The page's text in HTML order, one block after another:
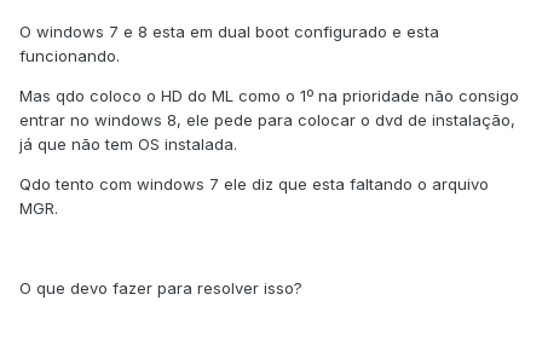
O windows 7 e 8 esta em dual boot configurado e esta
funcionando.
Mas qdo coloco o HD do ML como o 1º na prioridade não consigo
entrar no windows 8, ele pede para colocar o dvd de instalação,
já que não tem OS instalada.
Qdo tento com windows 7 ele diz que esta faltando o arquivo
MGR.
O que devo fazer para resolver isso?